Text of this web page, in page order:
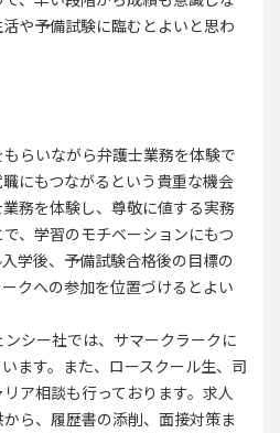
や予備試験に臨むとよいと思わ
らいながら弁護士業務を体験で
にもつながるという貴重な機会
務を体験し、尊敬に値する実務
、学習のモチベーションにもつ
学後、予備試験合格後の目標の
クへの参加を位置づけるとよい
シー社では、サマークラークに
ます。また、ロースクール生、司
ア相談も行っております。求人
ら、履歴書の添削、面接対策ま